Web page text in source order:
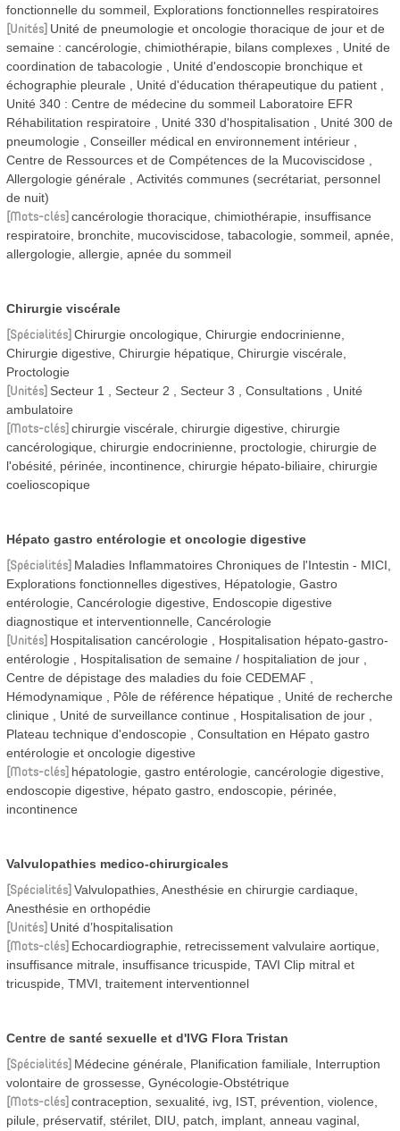
fonctionnelle du sommeil, Explorations fonctionnelles respiratoires
Unités Unité de pneumologie et oncologie thoracique de jour et de
semaine : cancérologie, chimiothérapie, bilans complexes
Unité de
coordination de tabacologie
Unité d'endoscopie bronchique et
échographie pleurale
Unité d'éducation thérapeutique du patient
Unité 340 : Centre de médecine du sommeil Laboratoire EFR
Réhabilitation respiratoire
Unité 330 d'hospitalisation
Unité 300 de
pneumologie
Conseiller médical en environnement intérieur
Centre de Ressources et de Compétences de la Mucoviscidose
Allergologie générale
Activités communes (secrétariat, personnel
de nuit)
Mots-clés cancérologie thoracique, chimiothérapie, insuffisance
respiratoire, bronchite, mucoviscidose, tabacologie, sommeil, apnée,
allergologie, allergie, apnée du sommeil
Chirurgie viscérale
Spécialités Chirurgie oncologique, Chirurgie endocrinienne,
Chirurgie digestive, Chirurgie hépatique, Chirurgie viscérale,
Proctologie
Unités Secteur 1 Secteur 2 Secteur 3 Consultations
Unité
ambulatoire
Mots-clés chirurgie viscérale, chirurgie digestive, chirurgie
cancérologique, chirurgie endocrinienne, proctologie, chirurgie de
l'obésité, périnée, incontinence, chirurgie hépato-biliaire, chirurgie
coelioscopique
Hépato gastro entérologie et oncologie digestive
Spécialités Maladies Inflammatoires Chroniques de l'Intestin - MICI,
Explorations fonctionnelles digestives, Hépatologie, Gastro
entérologie, Cancérologie digestive, Endoscopie digestive
diagnostique et interventionnelle, Cancérologie
Unités Hospitalisation cancérologie
Hospitalisation hépato-gastro-
entérologie
Hospitalisation de semaine / hospitaliation de jour
Centre de dépistage des maladies du foie CEDEMAF
Hémodynamique
Pôle de référence hépatique
Unité de recherche
clinique
Unité de surveillance continue
Hospitalisation de jour
Plateau technique d'endoscopie
Consultation en Hépato gastro
entérologie et oncologie digestive
Mots-clés hépatologie, gastro entérologie, cancérologie digestive,
endoscopie digestive, hépato gastro, endoscopie, périnée,
incontinence
Valvulopathies medico-chirurgicales
Spécialités Valvulopathies, Anesthésie en chirurgie cardiaque,
Anesthésie en orthopédie
Unités Unité d’hospitalisation
Mots-clés Echocardiographie, retrecissement valvulaire aortique,
insuffisance mitrale, insuffisance tricuspide, TAVI Clip mitral et
tricuspide, TMVI, traitement interventionnel
Centre de santé sexuelle et d'IVG Flora Tristan
Spécialités Médecine générale, Planification familiale, Interruption
volontaire de grossesse, Gynécologie-Obstétrique
Mots-clés contraception, sexualité, ivg, IST, prévention, violence,
pilule, préservatif, stérilet, DIU, patch, implant, anneau vaginal,